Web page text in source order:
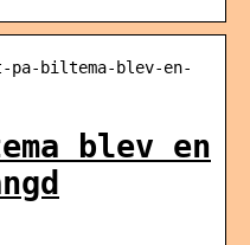
pa-biltema-blev-en-
blev en